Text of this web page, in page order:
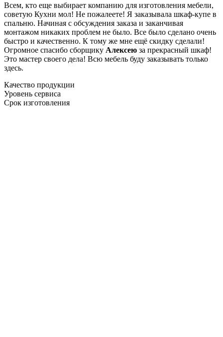
Всем, кто еще выбирает компанию для изготовления мебели,
советую Кухни мол! Не пожалеете! Я заказывала шкаф-купе в
спальню. Начиная с обсуждения заказа и заканчивая
монтажом никаких проблем не было. Все было сделано очень
быстро и качественно. К тому же мне ещё скидку сделали!
Огромное спасибо сборщику Алексею за прекрасный шкаф!
Это мастер своего дела! Всю мебель буду заказывать только
здесь.
Качество продукции
Уровень сервиса
Срок изготовления